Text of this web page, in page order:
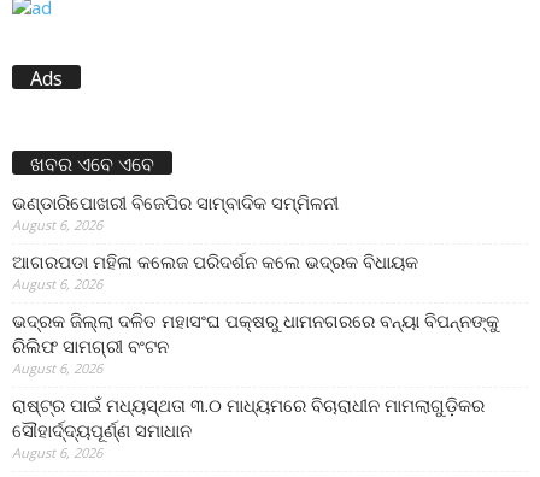
Ads
ଖବର ଏବେ ଏବେ
ଭଣ୍ଡାରିପୋଖରୀ ବିଜେପିର ସାମ୍ବାଦିକ ସମ୍ମିଳନୀ
August 6, 2026
ଆଗରପଡା ମହିଳା କଲେଜ ପରିଦର୍ଶନ କଲେ ଭଦ୍ରକ ବିଧାୟକ
August 6, 2026
ଭଦ୍ରକ ଜିଲ୍ଲା ଦଳିତ ମହାସଂଘ ପକ୍ଷରୁ ଧାମନଗରରେ ବନ୍ୟା ବିପନ୍ନଙ୍କୁ
ରିଲିଫ ସାମଗ୍ରୀ ବଂଟନ
August 6, 2026
ରାଷ୍ଟ୍ର ପାଇଁ ମଧ୍ୟସ୍ଥତା ୩.୦ ମାଧ୍ୟମରେ ବିଚାରାଧୀନ ମାମଲାଗୁଡ଼ିକର
ସୌହାର୍ଦ୍ଦ୍ୟପୂର୍ଣ୍ଣ ସମାଧାନ
August 6, 2026